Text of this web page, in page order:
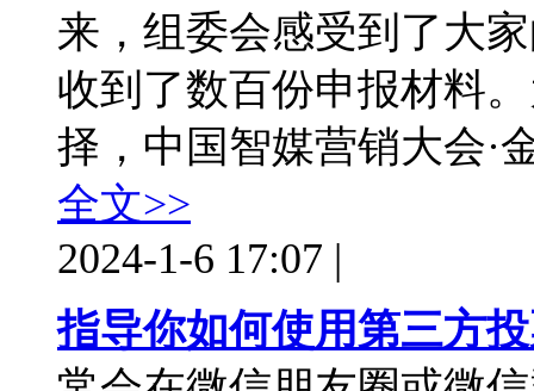
来，组委会感受到了大
收到了数百份申报材料
择，中国智媒营销大会·
全文>>
2024-1-6 17:07 |
指导你如何使用第三方